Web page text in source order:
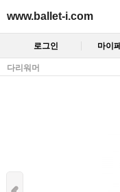
www.ballet-i.com
로그인 마이
다리워머